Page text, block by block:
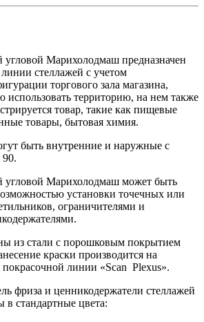
Марихолодмаш предназначен
стеллажей с учетом
торгового зала магазина,
использовать территорию, на нем также
товар, такие как пищевые
товары, бытовая химия.
быть внутренние и наружные с
90.
угловой Марихолодмаш может быть
установки точечных или
ограничителями и
из стали с порошковым покрытием
краски производится на
линии «Scan Plexus».
фриза и ценникодержатели стеллажей
стандартные цвета: